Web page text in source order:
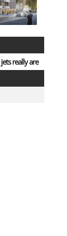
really are